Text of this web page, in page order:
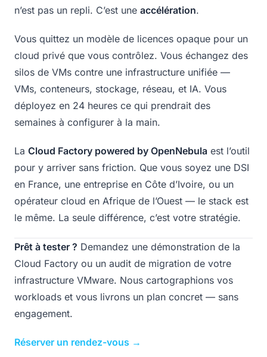
n’est pas un repli. C’est une accélération.
Vous quittez un modèle de licences opaque pour un
cloud privé que vous contrôlez. Vous échangez des
silos de VMs contre une infrastructure unifiée —
VMs, conteneurs, stockage, réseau, et IA. Vous
déployez en 24 heures ce qui prendrait des
semaines à configurer à la main.
La Cloud Factory powered by OpenNebula est l’outil
pour y arriver sans friction. Que vous soyez une DSI
en France, une entreprise en Côte d’Ivoire, ou un
opérateur cloud en Afrique de l’Ouest — le stack est
le même. La seule différence, c’est votre stratégie.
Prêt à tester ? Demandez une démonstration de la
Cloud Factory ou un audit de migration de votre
infrastructure VMware. Nous cartographions vos
workloads et vous livrons un plan concret — sans
engagement.
Réserver un rendez-vous →